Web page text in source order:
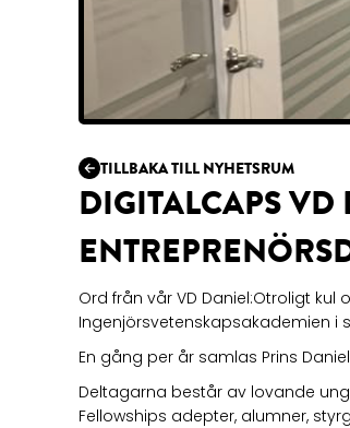
TILLBAKA TILL NYHETSRUM
DIGITALCAPS
Ord från vår VD Daniel:Otroligt
Ingenjörsvetenskapsakademien i
En gång per år samlas Prins
Deltagarna består av lovande
Fellowships adepter, alumner,